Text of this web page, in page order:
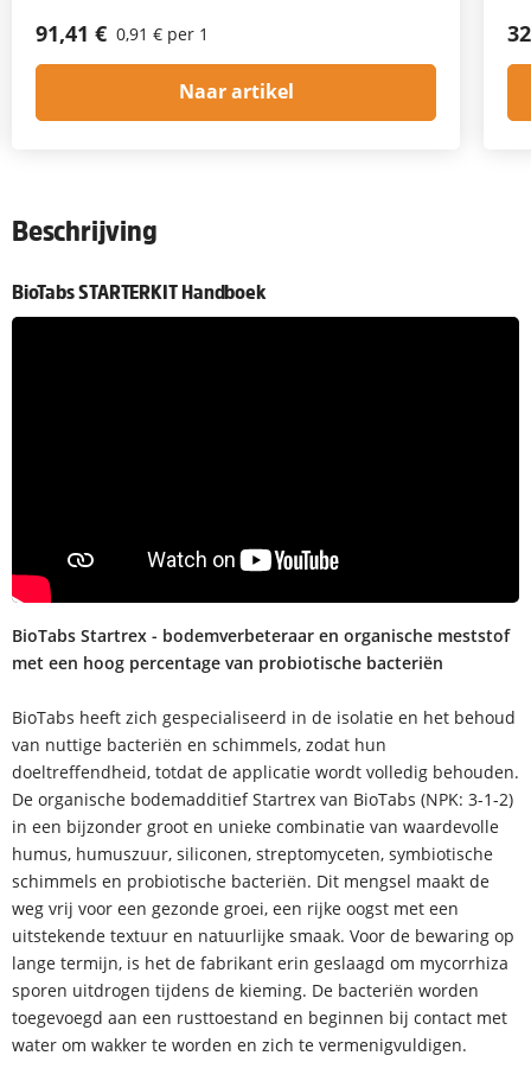
91,41 € 0,91 € per 1
Naar artikel
Beschrijving
BioTabs STARTERKIT Handboek
BioTabs Startrex - bodemverbeteraar en organische meststof
met een hoog percentage van probiotische bacteriën
BioTabs heeft zich gespecialiseerd in de isolatie en het behoud
van nuttige bacteriën en schimmels, zodat hun
doeltreffendheid, totdat de applicatie wordt volledig behouden.
De organische bodemadditief Startrex van BioTabs (NPK: 3-1-2)
in een bijzonder groot en unieke combinatie van waardevolle
humus, humuszuur, siliconen, streptomyceten, symbiotische
schimmels en probiotische bacteriën. Dit mengsel maakt de
weg vrij voor een gezonde groei, een rijke oogst met een
uitstekende textuur en natuurlijke smaak. Voor de bewaring op
lange termijn, is het de fabrikant erin geslaagd om mycorrhiza
sporen uitdrogen tijdens de kieming. De bacteriën worden
toegevoegd aan een rusttoestand en beginnen bij contact met
water om wakker te worden en zich te vermenigvuldigen.